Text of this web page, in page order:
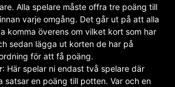
Alla spelare måste offra tre poäng till
varje omgång. Det går ut på att alla
komma överens om vilket kort som har
sedan lägga ut korten de har på
för att få poäng.
: Här spelar ni endast två spelare där
satsar en poäng till potten. Var och en